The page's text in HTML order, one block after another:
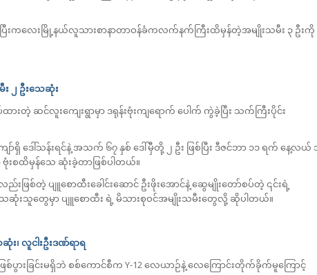
လေးမြို့နယ်လူသားစာနာတာဝန်ခံကလက်နက်ကြီးထိမှန်တဲ့အမျိုးသမီး‌ ၃ ဦးကို
း ၂ ဦးသေဆုံး
ားတဲ့ ဆင်လူးကျေးရွာမှာ ဒရုန်းဗုံးကျရောက် ပေါက် ကွဲခဲ့ပြီး သက်ကြီးပိုင်း
ဒေါ်သန်းရင်နဲ့ အသက် ၆၇ နှစ် ဒေါ်မှီတို့ ၂ ဦး ဖြစ်ပြီး ဒီဇင်ဘာ ၁၁ ရက် နေ့လယ်
ဗုံးစထိမှန်သေ ဆုံးခဲ့တာဖြစ်ပါတယ်။
ဖြစ်တဲ့ ပျူစောထီးခေါင်းဆောင် ဦးဖိုးအောင်နဲ့ ဆွေမျိုးတော်စပ်တဲ့ ၎င်းရဲ့
ေဆုံးသူတွေမှာ ပျူစောထီး ရဲ့ မိသားစုဝင်အမျိုးသမီးတွေလို့ ဆိုပါတယ်။
၊ လူငါးဦးဒဏ်ရာရ
ြစ်ပွားခြင်းမရှိဘဲ စစ်ကောင်စီက Y-12 လေယာဉ်နဲ့ လေကြောင်းတိုက်ခိုက်မူကြောင့်